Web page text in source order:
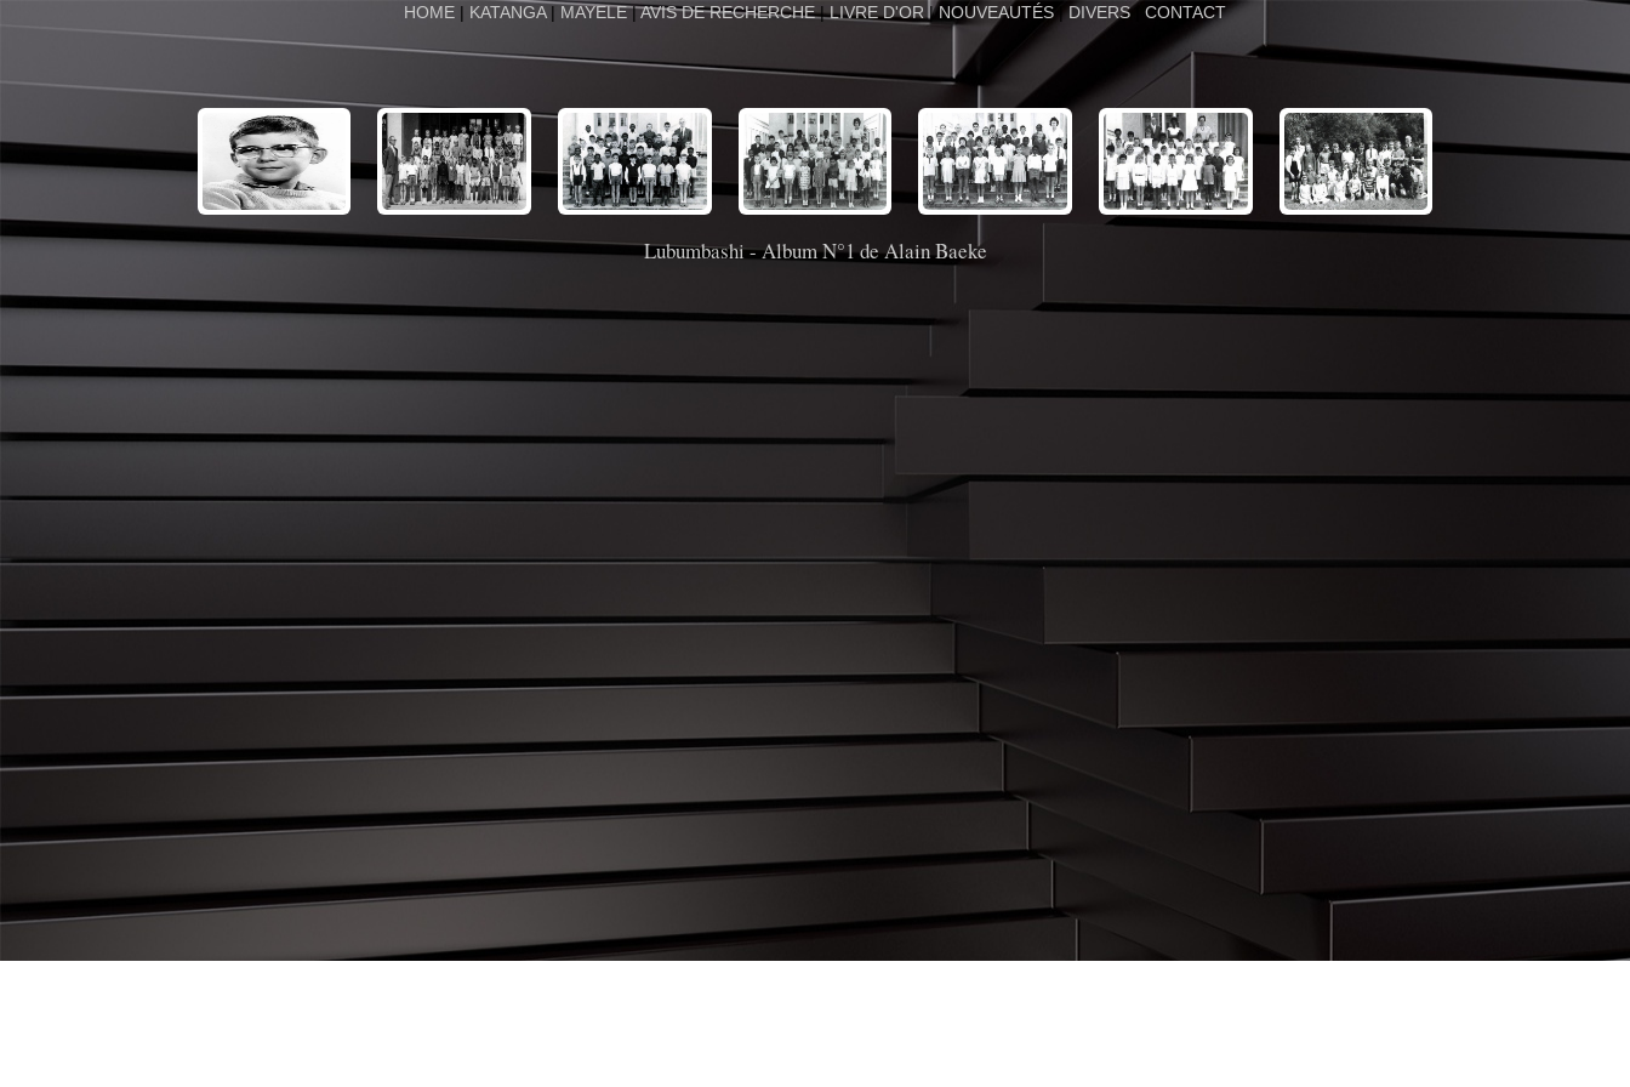
HOME | KATANGA| MAYELE|AVIS DE RECHERCHE|LIVRE D'OR |NOUVEAUTÉS |DIVERS| CONTACT
Lubumbashi - Album N°1 de Alain Baeke